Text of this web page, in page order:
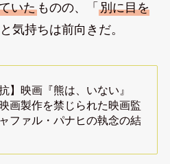
いたものの、「 別に目を
気持ちは前向きだ。
抗】映画『熊は、いない』
画製作を禁じられた映画監
ファル・パナヒの執念の結